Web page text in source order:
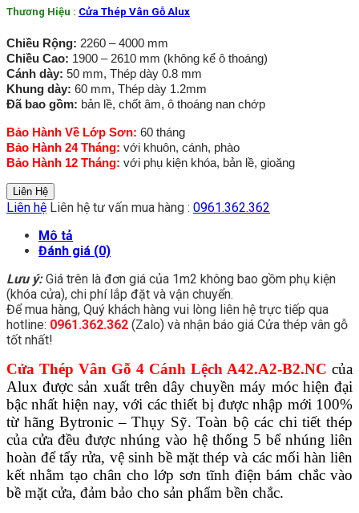
Thương Hiệu : Cửa Thép Vân Gỗ Alux
Chiều Rộng: 2260 – 4000 mm
Chiều Cao: 1900 – 2610 mm (không kể ô thoáng)
Cánh dày: 50 mm, Thép dày 0.8 mm
Khung dày: 60 mm, Thép dày 1.2mm
Đã bao gồm: bản lề, chốt âm, ô thoáng nan chớp
Bảo Hành Về Lớp Sơn: 60 tháng
Bảo Hành 24 Tháng: với khuôn, cánh, phào
Bảo Hành 12 Tháng: với phụ kiện khóa, bản lề, gioăng
Liên Hệ
Liên hệ Liên hệ tư vấn mua hàng : 0961.362.362
Mô tả
Đánh giá (0)
Lưu ý: Giá trên là đơn giá của 1m2 không bao gồm phụ kiện
(khóa cửa), chi phí lắp đặt và vận chuyển.
Để mua hàng, Quý khách hàng vui lòng liên hệ trực tiếp qua
hotline: 0961.362.362 (Zalo) và nhận báo giá Cửa thép vân gỗ
tốt nhất!
Cửa Thép Vân Gỗ 4 Cánh Lệch A42.A2-B2.NC của
Alux được sản xuất trên dây chuyền máy móc hiện đại
bậc nhất hiện nay, với các thiết bị được nhập mới 100%
từ hãng Bytronic – Thụy Sỹ. Toàn bộ các chi tiết thép
của cửa đều được nhúng vào hệ thống 5 bể nhúng liên
hoàn để tẩy rửa, vệ sinh bề mặt thép và các mối hàn liên
kết nhằm tạo chân cho lớp sơn tĩnh điện bám chắc vào
bề mặt cửa, đảm bảo cho sản phẩm bền chắc.